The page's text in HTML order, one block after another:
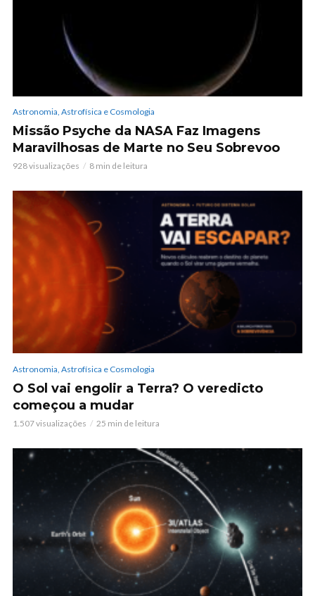
Astronomia, Astrofísica e Cosmologia
Missão Psyche da NASA Faz Imagens
Maravilhosas de Marte no Seu Sobrevoo
928 visualizações 8 min de leitura
Astronomia, Astrofísica e Cosmologia
O Sol vai engolir a Terra? O veredicto
começou a mudar
1.507 visualizações 25 min de leitura